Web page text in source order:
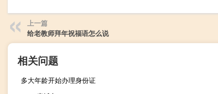
上一篇
给老教师拜年祝福语怎么说
相关问题
多大年龄开始办理身份证